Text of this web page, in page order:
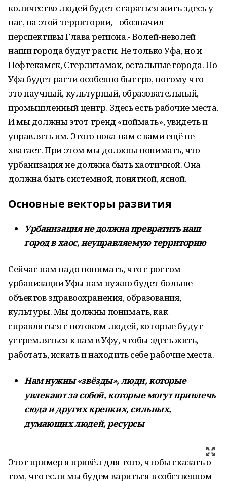
количество людей будет стараться жить здесь у
нас, на этой территории, - обозначил
перспективы Глава региона.- Волей-неволей
наши города будут расти. Не только Уфа, но и
Нефтекамск, Стерлитамак, остальные города. Но
Уфа будет расти особенно быстро, потому что
это научный, культурный, образовательный,
промышленный центр. Здесь есть рабочие места.
И мы должны этот тренд «поймать», увидеть и
управлять им. Этого пока нам с вами ещё не
хватает. При этом мы должны понимать, что
урбанизация не должна быть хаотичной. Она
должна быть системной, понятной, ясной.
Основные векторы развития
Урбанизация не должна превратить наш
город в хаос, неуправляемую территорию
Сейчас нам надо понимать, что с ростом
урбанизации Уфы нам нужно будет больше
объектов здравоохранения, образования,
культуры. Мы должны понимать, как
справляться с потоком людей, которые будут
устремляться к нам в Уфу, чтобы здесь жить,
работать, искать и находить себе рабочие места.
Нам нужны «звёзды», люди, которые
увлекают за собой, которые могут привлечь
сюда и других крепких, сильных,
думающих людей, ресурсы
Этот пример я привёл для того, чтобы сказать о
том, что если мы будем вариться в собственном